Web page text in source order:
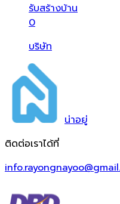
รับสร้างบ้าน
0
บริษัท
น่าอยู่
ติดต่อเราได้ที่